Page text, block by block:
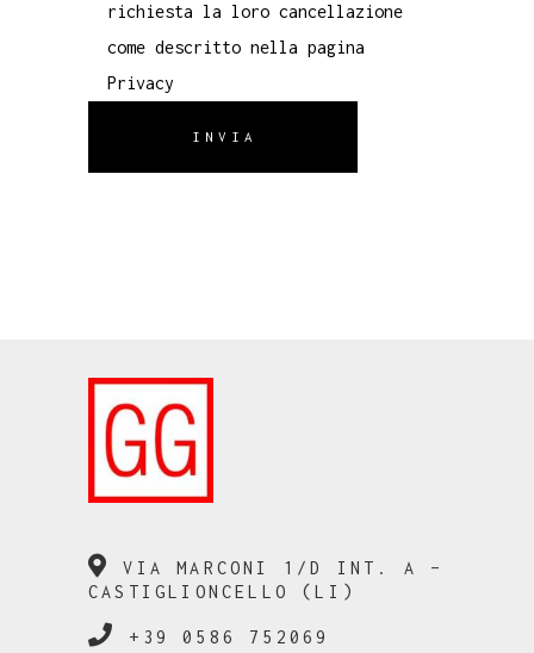
richiesta la loro cancellazione
come descritto nella pagina
Privacy
INVIA
VIA MARCONI 1/D INT. A –
CASTIGLIONCELLO (LI)
+39 0586 752069